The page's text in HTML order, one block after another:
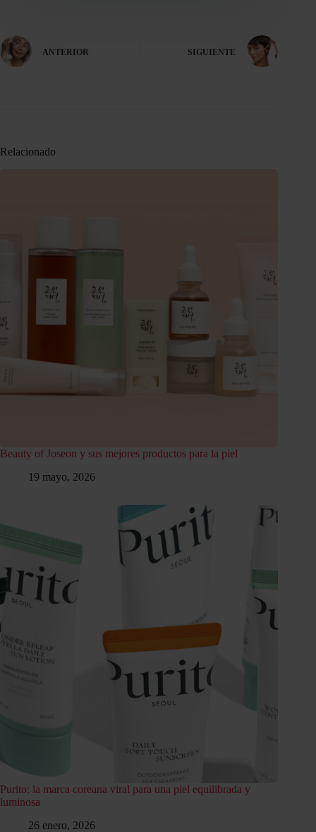
ANTERIOR SIGUIENTE
Relacionado
Beauty of Joseon y sus mejores productos para la piel
19 mayo, 2026
Purito: la marca coreana viral para una piel equilibrada y
luminosa
26 enero, 2026